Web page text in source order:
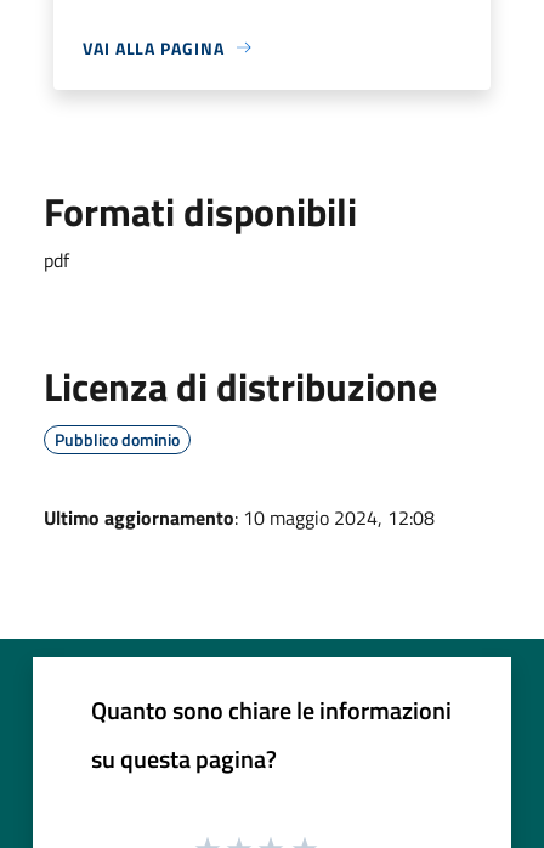
VAI ALLA PAGINA
Formati disponibili
pdf
Licenza di distribuzione
Pubblico dominio
Ultimo aggiornamento: 10 maggio 2024, 12:08
Quanto sono chiare le informazioni
su questa pagina?